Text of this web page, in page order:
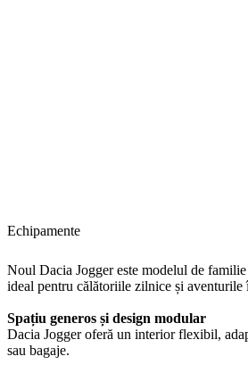
Echipamente
Noul Dacia Jogger este modelul de
ideal pentru călătoriile zilnice și
Spațiu generos și design modular
Dacia Jogger oferă un interior flexibil,
sau bagaje.